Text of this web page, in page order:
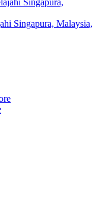
Singapura, Malaysia,